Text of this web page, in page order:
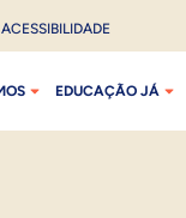
ACESSIBILIDADE
EDUCAÇÃO JÁ